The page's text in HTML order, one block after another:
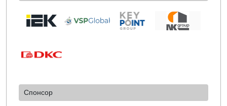
Спонсор